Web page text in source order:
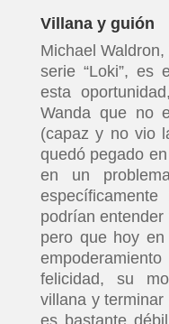
Villana y guión
Michael
serie “Loki”, es
esta
Wanda que no
(capaz y no vio
quedó pegado
en un
podrían
pero que hoy
felicidad, su
villana y
es bastante